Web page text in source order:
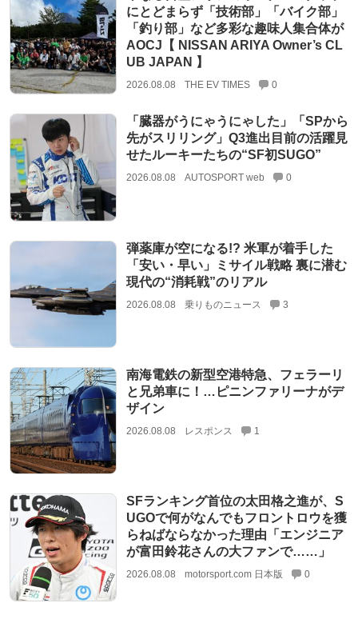
にとどまらず「技術部」「バイク部」
「釣り部」など多彩な趣味人集合体が
AOCJ【 NISSAN ARIYA Owner’s CL
UB JAPAN 】
2026.08.08 THE EV TIMES 0
「臓器がうにゃうにゃした」「SPから
先がスリリング」Q3進出目前の活躍見
せたルーキーたちの“SF初SUGO”
2026.08.08 AUTOSPORT web 0
弾薬庫が空になる!? 米軍が着手した
「安い・早い」ミサイル戦略 裏に潜む
現代の“消耗戦”のリアル
2026.08.08 乗りものニュース 3
南海電鉄の新型空港特急、フェラーリ
と兄弟車に！…ピニンファリーナがデ
ザイン
2026.08.08 レスポンス 1
SFランキング首位の太田格之進が、S
UGOで何がなんでもフロントロウを獲
らねばならなかった理由「エンジニア
が富田鈴花さんの大ファンで……」
2026.08.08 motorsport.com 日本版 0